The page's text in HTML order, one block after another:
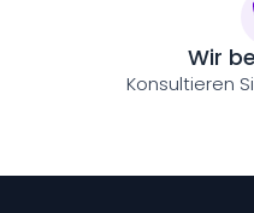
Wir
Konsultieren